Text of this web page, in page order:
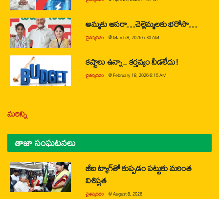
అమ్మకు ఆసరా…చెల్లెమ్మలకు భరోసా…
చైతన్యరధం @March 8, 2026 6:30 AM
కష్టాలు ఉన్నా.. కర్తవ్యం వీడలేదు!
చైతన్యరధం @February 18, 2026 6:15 AM
మరిన్ని
తాజా సంఘటనలు
జీఐ ట్యాగ్‌తో కుప్పడం పట్టుకు మరింత
విశిష్టత
చైతన్యరధం @August 8, 2026